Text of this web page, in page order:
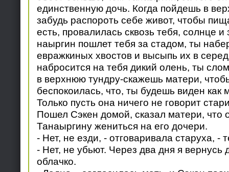
единственную дочь. Когда пойдешь в
забудь распороть себе живот, чтобы
есть, провалилась сквозь тебя, солнце
наыргин пошлет тебя за стадом, ты
евражкиных хвостов и высыпь их в
набросится на тебя дикий олень, ты
в верхнюю тундру-скажешь матери,
беспокоилась, что, ты будешь виден как
Только пусть она ничего не говорит
Пошел Сэкен домой, сказал матери, что
Танаыргину жениться на его дочери.
- Нет, не езди, - отговаривала старуха, -
- Нет, не убьют. Через два дня я вернусь
облачко.